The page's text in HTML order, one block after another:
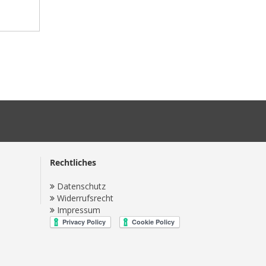
Rechtliches
Datenschutz
Widerrufsrecht
Impressum